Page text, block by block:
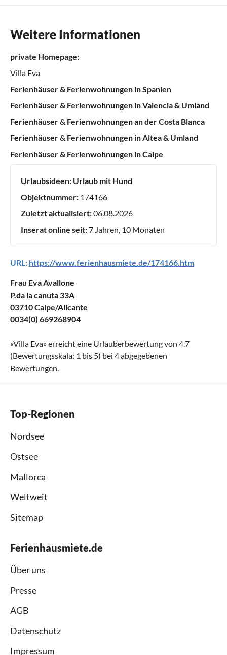
Weitere Informationen
private Homepage:
Villa Eva
Ferienhäuser & Ferienwohnungen in Spanien
Ferienhäuser & Ferienwohnungen in Valencia & Umland
Ferienhäuser & Ferienwohnungen an der Costa Blanca
Ferienhäuser & Ferienwohnungen in Altea & Umland
Ferienhäuser & Ferienwohnungen in Calpe
Urlaubsideen: Urlaub mit Hund
Objektnummer: 174166
Zuletzt aktualisiert:06.08.2026
Inserat online seit:7 Jahren, 10 Monaten
URL: https://www.ferienhausmiete.de/174166.htm
Frau Eva Avallone
P.da la canuta 33A
03710 Calpe/Alicante
0034(0) 669268904
«Villa Eva» erreicht eine Urlauberbewertung von 4.7
(Bewertungsskala: 1 bis 5) bei 4abgegebenen
Bewertungen.
Top-Regionen
Nordsee
Ostsee
Mallorca
Weltweit
Sitemap
Ferienhausmiete.de
Über uns
Presse
AGB
Datenschutz
Impressum